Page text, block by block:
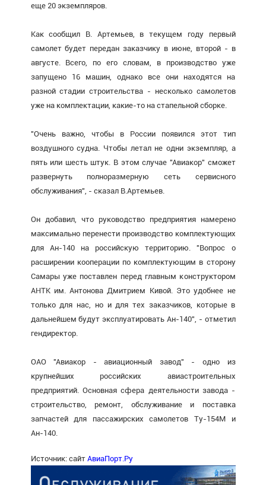
еще 20 экземпляров.
Как сообщил В. Артемьев, в текущем году первый
самолет будет передан заказчику в июне, второй - в
августе. Всего, по его словам, в производство уже
запущено 16 машин, однако все они находятся на
разной стадии строительства - несколько самолетов
уже на комплектации, какие-то на стапельной сборке.
"Очень важно, чтобы в России появился этот тип
воздушного судна. Чтобы летал не одни экземпляр, а
пять или шесть штук. В этом случае "Авиакор" сможет
развернуть полноразмерную сеть сервисного
обслуживания", - сказал В.Артемьев.
Он добавил, что руководство предприятия намерено
максимально перенести производство комплектующих
для Ан-140 на российскую территорию. "Вопрос о
расширении кооперации по комплектующим в сторону
Самары уже поставлен перед главным конструктором
АНТК им. Антонова Дмитрием Кивой. Это удобнее не
только для нас, но и для тех заказчиков, которые в
дальнейшем будут эксплуатировать Ан-140", - отметил
гендиректор.
ОАО "Авиакор - авиационный завод" - одно из
крупнейших российских авиастроительных
предприятий. Основная сфера деятельности завода -
строительство, ремонт, обслуживание и поставка
запчастей для пассажирских самолетов Ту-154М и
Ан-140.
Источник: сайт АвиаПорт.Ру